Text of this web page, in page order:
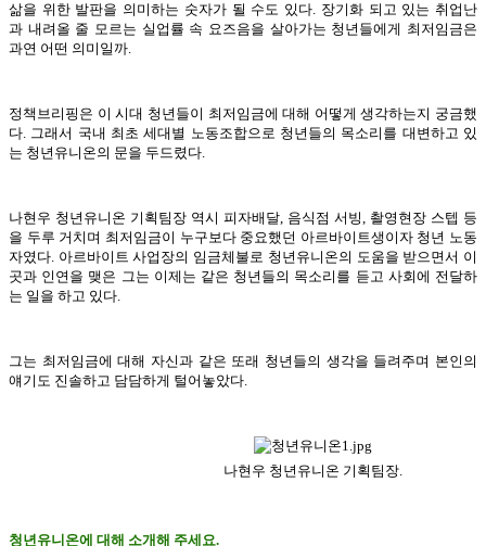
삶을 위한 발판을 의미하는 숫자가 될 수도 있다. 장기화 되고 있는 취업난
과 내려올 줄 모르는 실업률 속 요즈음을 살아가는 청년들에게 최저임금은
과연 어떤 의미일까.
정책브리핑은 이 시대 청년들이 최저임금에 대해 어떻게 생각하는지 궁금했
다. 그래서 국내 최초 세대별 노동조합으로 청년들의 목소리를 대변하고 있
는 청년유니온의 문을 두드렸다.
나현우 청년유니온 기획팀장 역시 피자배달, 음식점 서빙, 촬영현장 스텝 등
을 두루 거치며 최저임금이 누구보다 중요했던 아르바이트생이자 청년 노동
자였다. 아르바이트 사업장의 임금체불로 청년유니온의 도움을 받으면서 이
곳과 인연을 맺은 그는 이제는 같은 청년들의 목소리를 듣고 사회에 전달하
는 일을 하고 있다.
그는 최저임금에 대해 자신과 같은 또래 청년들의 생각을 들려주며 본인의
얘기도 진솔하고 담담하게 털어놓았다.
나현우 청년유니온 기획팀장.
청년유니온에 대해 소개해 주세요.